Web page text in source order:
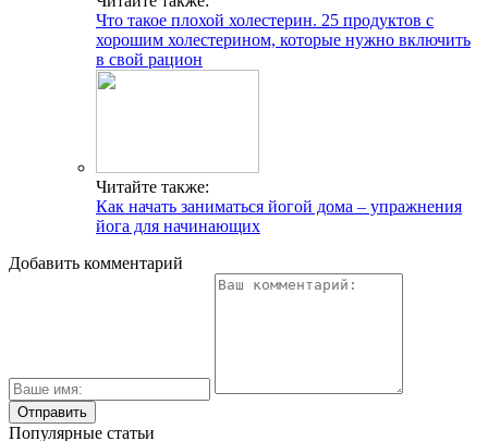
Что такое плохой холестерин. 25 продуктов с
хорошим холестерином, которые нужно включить
в свой рацион
Читайте также:
Как начать заниматься йогой дома – упражнения
йога для начинающих
Добавить комментарий
Популярные статьи